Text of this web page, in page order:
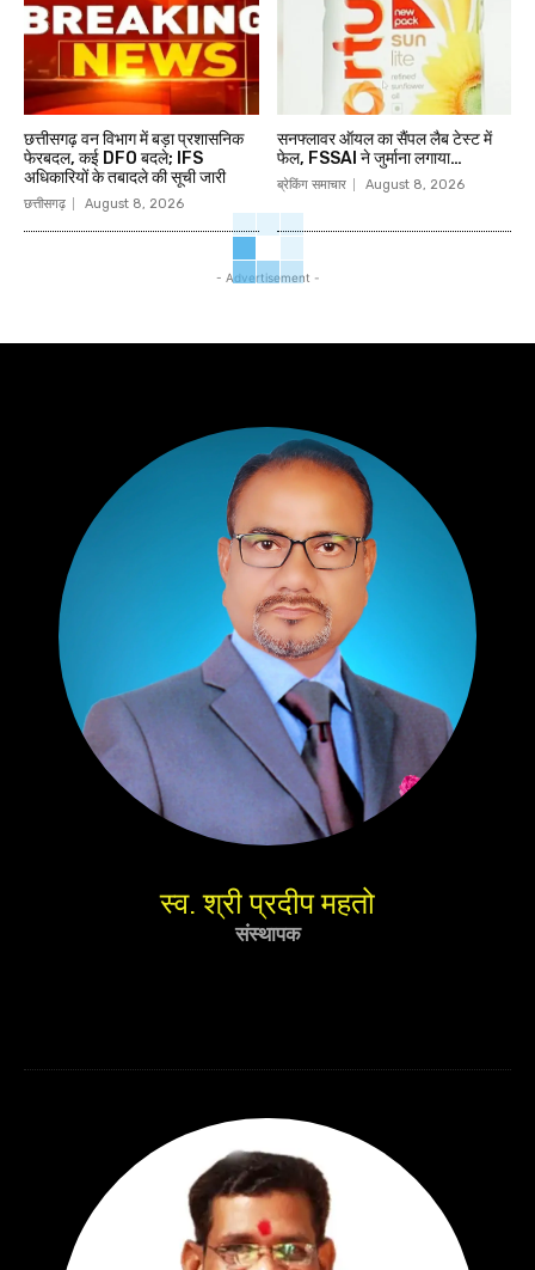
छत्तीसगढ़ वन विभाग में बड़ा प्रशासनिक
फेरबदल, कई DFO बदले; IFS
अधिकारियों के तबादले की सूची जारी
छत्तीसगढ़ August 8, 2026
सनफ्लावर ऑयल का सैंपल लैब टेस्ट में
फेल, FSSAI ने जुर्माना लगाया…
ब्रेकिंग समाचार August 8, 2026
- Advertisement -
स्व. श्री प्रदीप महतो
संस्थापक